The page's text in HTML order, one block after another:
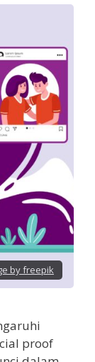
by freepik
proof